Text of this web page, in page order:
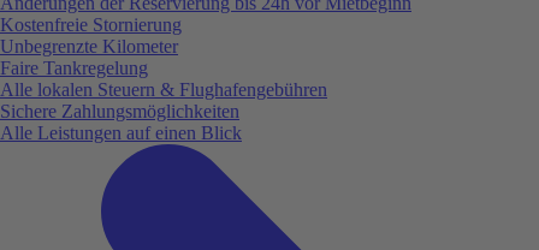
Kostenfreie Stornierung
Unbegrenzte Kilometer
Faire Tankregelung
Alle lokalen Steuern & Flughafengebühren
Sichere Zahlungsmöglichkeiten
Alle Leistungen auf einen Blick